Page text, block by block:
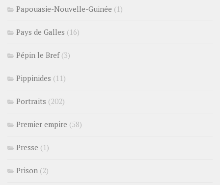
Papouasie-Nouvelle-Guinée (1)
Pays de Galles (16)
Pépin le Bref(3)
Pippinides (11)
Portraits (202)
Premier empire (58)
Presse (1)
Prison (2)